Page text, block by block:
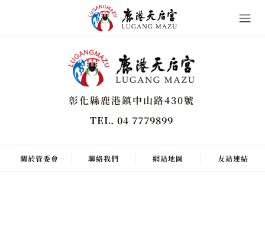
彰化縣鹿港鎮中山路430號
TEL. 04 7779899
關於管委會 聯絡我們 網站地圖 友站連結